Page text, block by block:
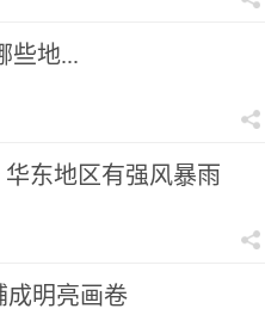
些地...
东地区有强风暴雨
成明亮画卷